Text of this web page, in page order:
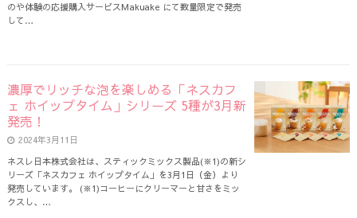
のや体験の応援購入サービスMakuake にて数量限定で発売
して…
濃厚でリッチな泡を楽しめる「ネスカフ
ェ ホイップタイム」シリーズ 5種が3月新
発売！
2024年3月11日
ネスレ日本株式会社は、スティックミックス製品(※1)の新シ
リーズ「ネスカフェ ホイップタイム」を3月1日（金）より
発売しています。 (※1)コーヒーにクリーマーと甘さをミッ
クスし、…